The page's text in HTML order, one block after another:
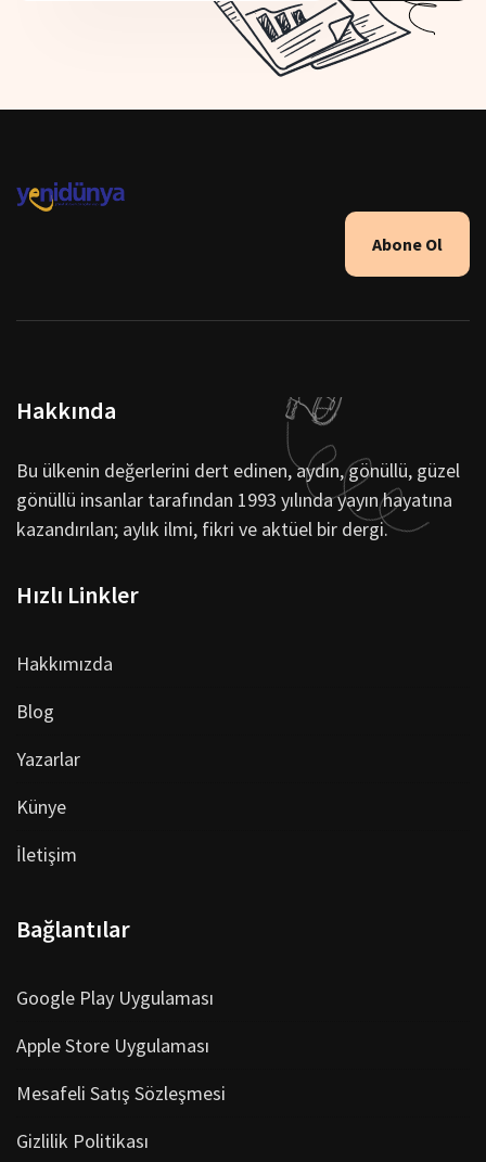
Abone Ol
Hakkında
Bu ülkenin değerlerini dert edinen, aydın, gönüllü, güzel
gönüllü insanlar tarafından 1993 yılında yayın hayatına
kazandırılan; aylık ilmi, fikri ve aktüel bir dergi.
Hızlı Linkler
Hakkımızda
Blog
Yazarlar
Künye
İletişim
Bağlantılar
Google Play Uygulaması
Apple Store Uygulaması
Mesafeli Satış Sözleşmesi
Gizlilik Politikası